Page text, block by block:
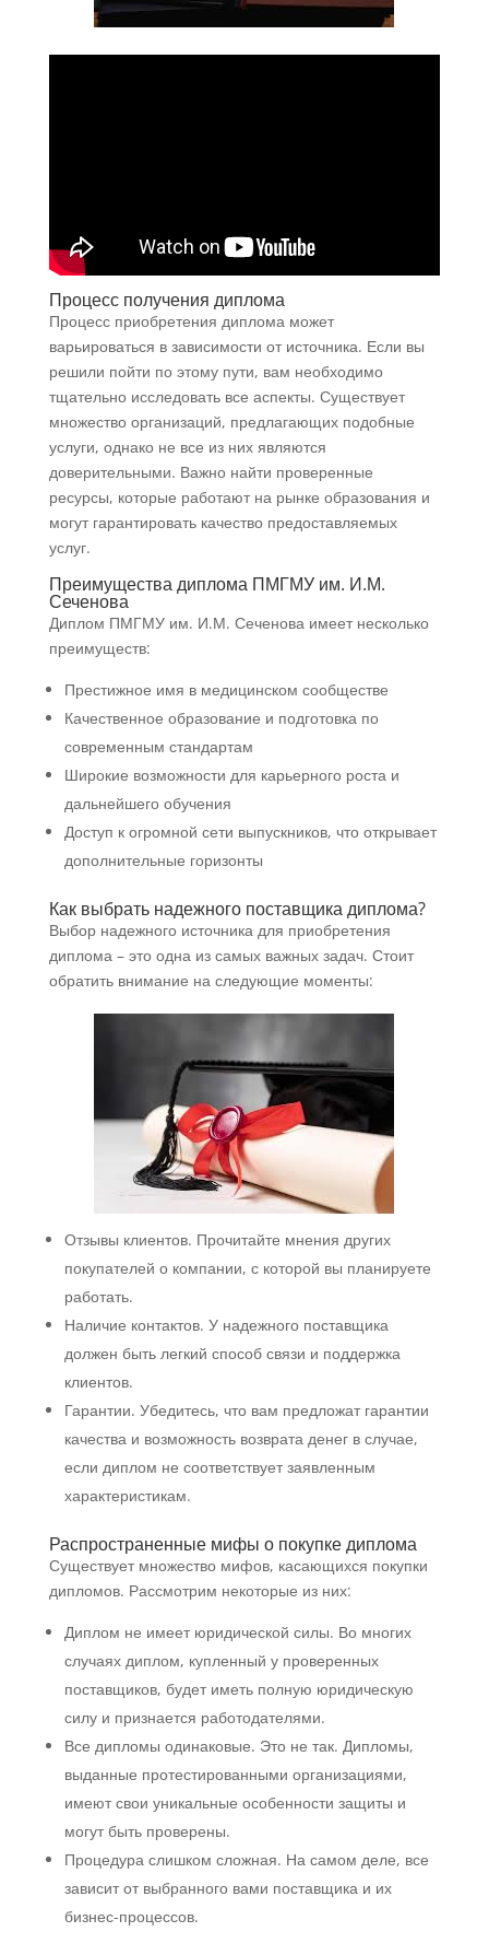
Процесс получения диплома
Процесс приобретения диплома может
варьироваться в зависимости от источника. Если вы
решили пойти по этому пути, вам необходимо
тщательно исследовать все аспекты. Существует
множество организаций, предлагающих подобные
услуги, однако не все из них являются
доверительными. Важно найти проверенные
ресурсы, которые работают на рынке образования и
могут гарантировать качество предоставляемых
услуг.
Преимущества диплома ПМГМУ им. И.М.
Сеченова
Диплом ПМГМУ им. И.М. Сеченова имеет несколько
преимуществ:
Престижное имя в медицинском сообществе
Качественное образование и подготовка по
современным стандартам
Широкие возможности для карьерного роста и
дальнейшего обучения
Доступ к огромной сети выпускников, что открывает
дополнительные горизонты
Как выбрать надежного поставщика диплома?
Выбор надежного источника для приобретения
диплома – это одна из самых важных задач. Стоит
обратить внимание на следующие моменты:
Отзывы клиентов. Прочитайте мнения других
покупателей о компании, с которой вы планируете
работать.
Наличие контактов. У надежного поставщика
должен быть легкий способ связи и поддержка
клиентов.
Гарантии. Убедитесь, что вам предложат гарантии
качества и возможность возврата денег в случае,
если диплом не соответствует заявленным
характеристикам.
Распространенные мифы о покупке диплома
Существует множество мифов, касающихся покупки
дипломов. Рассмотрим некоторые из них:
Диплом не имеет юридической силы. Во многих
случаях диплом, купленный у проверенных
поставщиков, будет иметь полную юридическую
силу и признается работодателями.
Все дипломы одинаковые. Это не так. Дипломы,
выданные протестированными организациями,
имеют свои уникальные особенности защиты и
могут быть проверены.
Процедура слишком сложная. На самом деле, все
зависит от выбранного вами поставщика и их
бизнес-процессов.